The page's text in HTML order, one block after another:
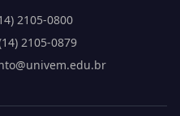
2105-0800
2105-0879